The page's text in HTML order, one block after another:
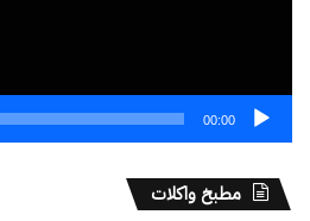
00:00
مطبخ واكلات